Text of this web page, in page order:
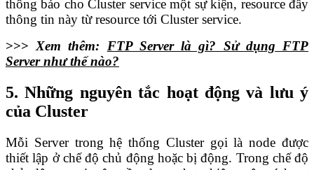
thông báo cho Cluster service một sự kiện, resource đẩy
thông tin này từ resource tới Cluster service.
>>>Xem thêm: FTP Server là gì? Sử dụng FTP
Server như thế nào?
5. Những nguyên tắc hoạt động và lưu ý
của Cluster
Mỗi Server trong hệ thống Cluster gọi là node được
thiết lập ở chế độ chủ động hoặc bị động. Trong chế độ